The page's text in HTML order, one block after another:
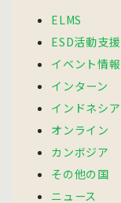
ELMS
ESD活動支
イベント情報
インターン
インドネシア
オンライン
カンボジア
その他の国
ニュース